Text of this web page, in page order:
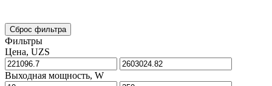
Сброс фильтра
Фильтры
Цена, UZS
Выходная мощность, W